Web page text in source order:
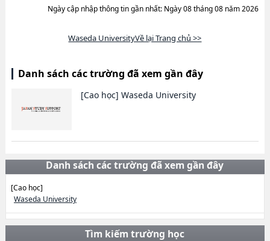
Ngày cập nhập thông tin gần nhất: Ngày 08 tháng 08 năm 2026
Waseda UniversityVề lại Trang chủ >>
Danh sách các trường đã xem gần đây
[Cao học] Waseda University
Danh sách các trường đã xem gần đây
[Cao học]
Waseda University
Tìm kiếm trường học